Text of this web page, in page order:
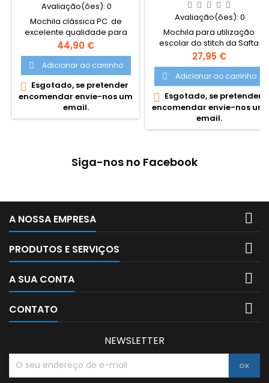
Avaliação(ões): 0
Mochila clássica PC de
excelente qualidade para
utilização escolar, viagem ou
casual. Com compartimento
almofadado para
computador portátil e bolsa
lateral com elástico.
Resistente para uso diário
intensivo com costas e asas
ergonómicas para melhor
certificados YKK Costas...
Preço
44,90 €
 Adicionar ao carrinho
 Esgotado, se pretender
encomendar envie-nos um
email.
Avaliação(ões): 0
Mochila para utilização
escolar do stitch da Safta
Com fecho de dupla
abertura na bolsa principal.
Segunda bolda frontal
menor. Com pega de mão.
Alças e costas reforçadas e
almofadadas Dimensões:
330x150x420 mm
Preço
27,95 €
 Adicionar ao carrinho
 Esgotado, se pretender
encomendar envie-nos um
email.
Siga-nos no Facebook
A NOSSA EMPRESA 
PRODUTOS E SERVIÇOS 
A SUA CONTA 
CONTATO 
NEWSLETTER